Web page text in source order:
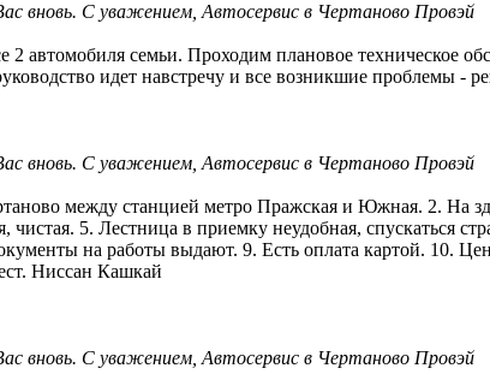
вновь. С уважением, Автосервис в Чертаново Провэй
2 автомобиля семьи. Проходим плановое техническое
идет навстречу и все возникшие проблемы -
вновь. С уважением, Автосервис в Чертаново Провэй
между станцией метро Пражская и Южная. 2. На
чистая. 5. Лестница в приемку неудобная, спускаться
на работы выдают. 9. Есть оплата картой. 10.
Ниссан Кашкай
вновь. С уважением, Автосервис в Чертаново Провэй